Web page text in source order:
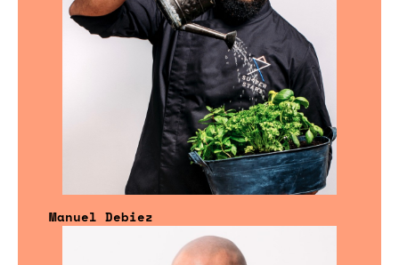
Manuel Debiez